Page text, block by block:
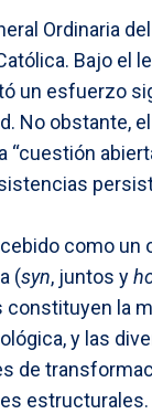
Ordinaria
Bajo el
un esfuerzo
No obstante,
como
(syn, juntos y
la
y las
de
estructurales.